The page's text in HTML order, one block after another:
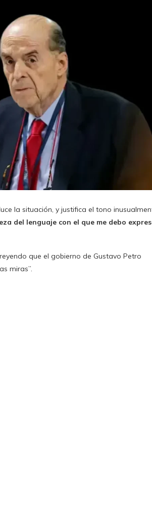
la situación, y justifica el tono
del lenguaje con el que me debo
que el gobierno de Gustavo Petro
miras”.